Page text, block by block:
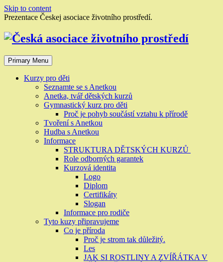
Skip to content
Prezentace Českej asociace životního prostředí.
Primary Menu
Kurzy pro děti
Seznamte se s Anetkou
Anetka, tvář dětských kurzů
Gymnastický kurz pro děti
Proč je pohyb součástí vztahu k přírodě
Tvoření s Anetkou
Hudba s Anetkou
Informace
STRUKTURA DĚTSKÝCH KURZŮ
Role odborných garantek
Kurzová identita
Logo
Diplom
Certifikáty
Slogan
Informace pro rodiče
Tyto kuzy připravujeme
Co je příroda
Proč je strom tak důležitý.
Les
JAK SI ROSTLINY A ZVÍŘÁTKA V